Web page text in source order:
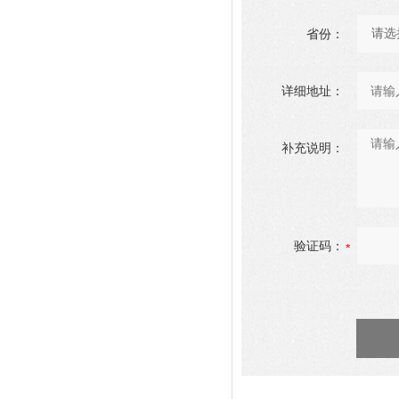
省份：
详细地址：
补充说明：
验证码：